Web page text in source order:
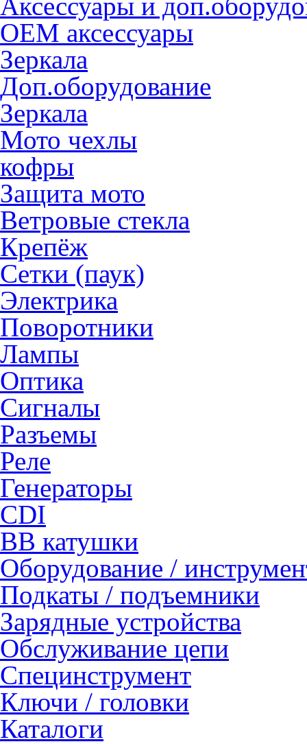
OEM аксессуары
Зеркала
Доп.оборудование
Зеркала
Мото чехлы
кофры
Защита мото
Ветровые стекла
Крепёж
Сетки (паук)
Электрика
Поворотники
Лампы
Оптика
Сигналы
Разъемы
Реле
Генераторы
CDI
ВВ катушки
Оборудование /
Подкаты / подъемники
Зарядные устройства
Обслуживание цепи
Специнструмент
Ключи / головки
Каталоги